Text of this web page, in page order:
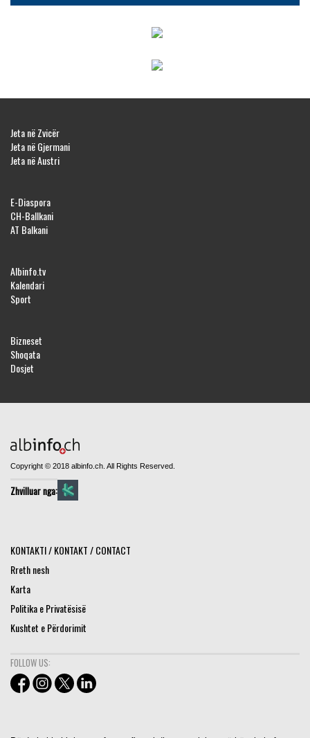
Jeta në Zvicër
Jeta në Gjermani
Jeta në Austri
E-Diaspora
CH-Ballkani
AT Balkani
Albinfo.tv
Kalendari
Sport
Bizneset
Shoqata
Dosjet
Copyright © 2018 albinfo.ch. All Rights Reserved.
Zhvilluar nga:
KONTAKTI / KONTAKT / CONTACT
Rreth nesh
Karta
Politika e Privatësisë
Kushtet e Përdorimit
FOLLOW US: